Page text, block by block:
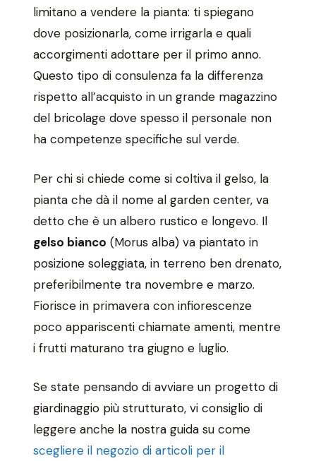
limitano a vendere la pianta: ti spiegano
dove posizionarla, come irrigarla e quali
accorgimenti adottare per il primo anno.
Questo tipo di consulenza fa la differenza
rispetto all’acquisto in un grande magazzino
del bricolage dove spesso il personale non
ha competenze specifiche sul verde.
Per chi si chiede come si coltiva il gelso, la
pianta che dà il nome al garden center, va
detto che è un albero rustico e longevo. Il
gelso bianco (Morus alba) va piantato in
posizione soleggiata, in terreno ben drenato,
preferibilmente tra novembre e marzo.
Fiorisce in primavera con infiorescenze
poco appariscenti chiamate amenti, mentre
i frutti maturano tra giugno e luglio.
Se state pensando di avviare un progetto di
giardinaggio più strutturato, vi consiglio di
leggere anche la nostra guida su come
scegliere il negozio di articoli per il